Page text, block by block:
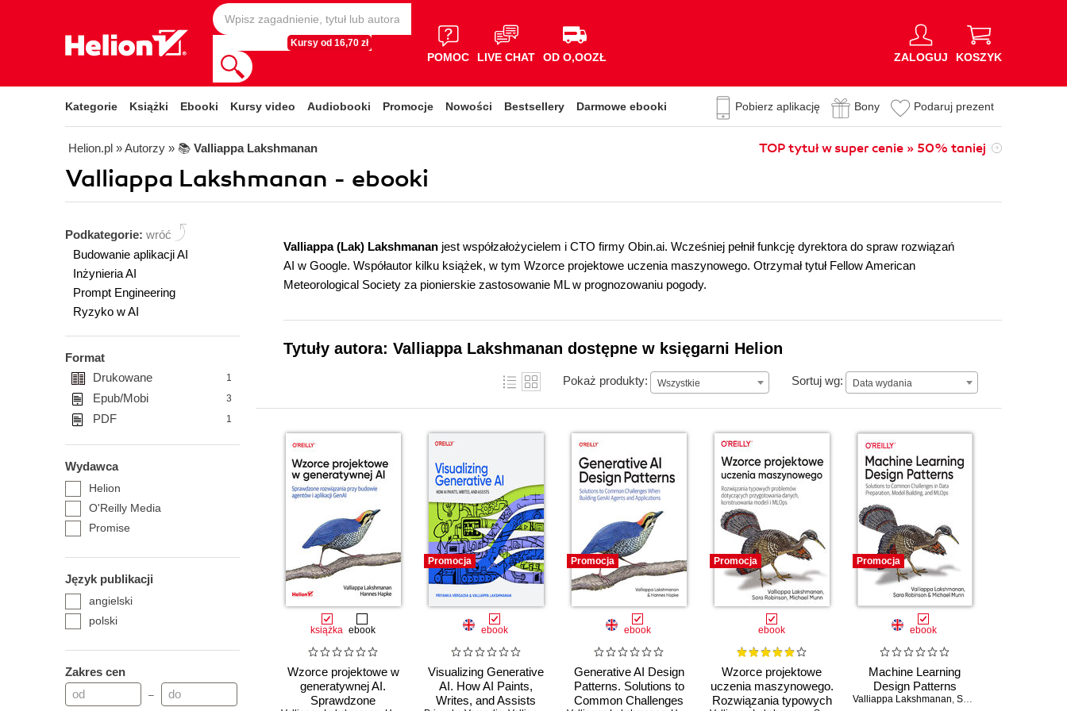
Kursy od 16,70 zł
POMOC LIVE CHAT OD O,OOZŁ ZALOGUJ KOSZYK
Kategorie Książki Ebooki Kursy video Audiobooki Promocje Nowości Bestsellery Darmowe ebooki Pobierz aplikację Bony Podaruj prezent
Helion.pl » Autorzy » 📚 Valliappa Lakshmanan TOP tytuł w super cenie » 50% taniej
Valliappa Lakshmanan - ebooki
Podkategorie: wróć
Budowanie aplikacji AI
Inżynieria AI
Prompt Engineering
Ryzyko w AI
Format
Drukowane
1
Epub/Mobi 3
PDF 1
Wydawca
Helion
O'Reilly Media
Promise
Język publikacji
angielski
polski
Zakres cen
–
Valliappa (Lak) Lakshmanan jest współzałożycielem i CTO firmy Obin.ai. Wcześniej pełnił funkcję dyrektora do spraw rozwiązań
AI w Google. Współautor kilku książek, w tym Wzorce projektowe uczenia maszynowego. Otrzymał tytuł Fellow American
Meteorological Society za pionierskie zastosowanie ML w prognozowaniu pogody.
Tytuły autora: Valliappa Lakshmanan dostępne w księgarni Helion
Pokaż produkty: Wszystkie Sortuj wg: Data wydania
Data wydania
książka ebook
Wzorce projektowe w
generatywnej AI.
Sprawdzone
Promocja
ebook
Visualizing Generative
AI. How AI Paints,
Writes, and Assists
Promocja
ebook
Generative AI Design
Patterns. Solutions to
Common Challenges
Promocja
ebook
Wzorce projektowe
uczenia maszynowego.
Rozwiązania typowych
Promocja
ebook
Machine Learning
Design Patterns
Valliappa Lakshmanan, Sara Robinson